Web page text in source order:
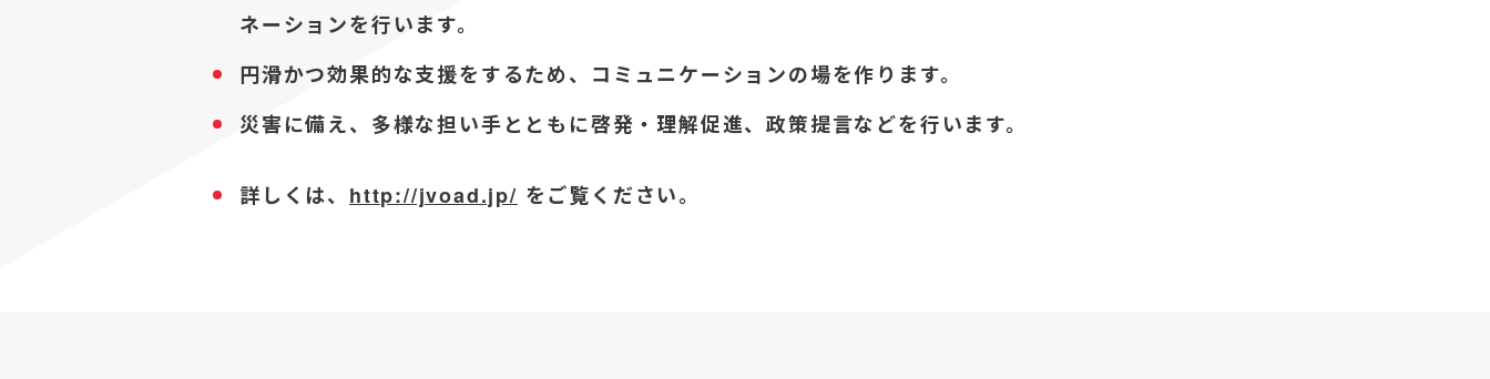
ネーションを行います。
円滑かつ効果的な支援をするため、コミュニケーションの場を作ります。
災害に備え、多様な担い手とともに啓発・理解促進、政策提言などを行います。
詳しくは、 http://jvoad.jp/ をご覧ください。